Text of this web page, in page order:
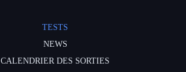
TESTS
NEWS
CALENDRIER DES SORTIES